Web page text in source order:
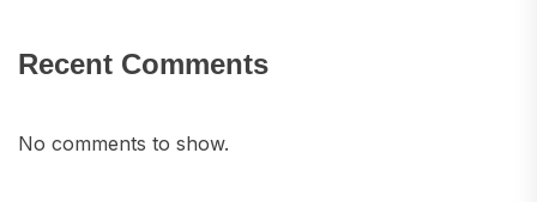
Recent Comments
No comments to show.